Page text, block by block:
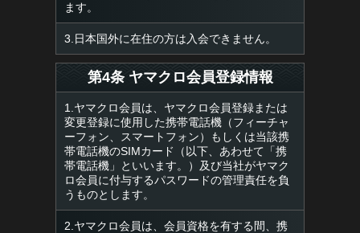
ます。
3.日本国外に在住の方は入会できません。
第4条 ヤマクロ会員登録情報
1.ヤマクロ会員は、ヤマクロ会員登録または
変更登録に使用した携帯電話機（フィーチャ
ーフォン、スマートフォン）もしくは当該携
帯電話機のSIMカード（以下、あわせて「携
帯電話機」といいます。）及び当社がヤマク
ロ会員に付与するパスワードの管理責任を負
うものとします。
2.ヤマクロ会員は、会員資格を有する間、携